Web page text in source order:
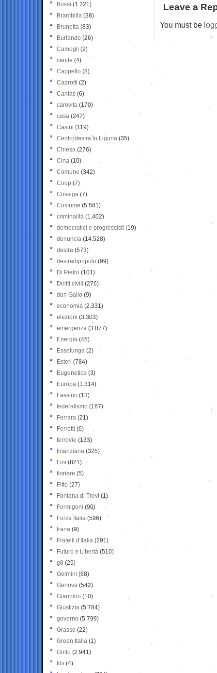
Leave a
You must be
Bossi (1.221)
Brambilla (38)
Brunetta (83)
Burlando (26)
Camogli (2)
canile (4)
Cappello (8)
Caprotti (2)
Caritas (6)
carovita (170)
casa (247)
Casini (119)
Centrodestra in Liguria (35)
Chiesa (276)
Cina (10)
Comune (342)
Coop (7)
Cossiga (7)
Costume (5.581)
criminalità (1.402)
democratici e progressisti (19)
denuncia (14.528)
destra (573)
destradipopolo (99)
Di Pietro (101)
Diritti civili (276)
don Gallo (9)
economia (2.331)
elezioni (3.303)
emergenza (3.077)
Energia (45)
Esselunga (2)
Esteri (784)
Eugenetica (3)
Europa (1.314)
Fassino (13)
federalismo (167)
Ferrara (21)
Ferretti (6)
ferrovie (133)
finanziaria (325)
Fini (821)
fioriere (5)
Fitto (27)
Fontana di Trevi (1)
Formigoni (90)
Forza Italia (596)
frana (9)
Fratelli d'Italia (291)
Futuro e Libertà (510)
g8 (25)
Gelmini (68)
Genova (542)
Giannino (10)
Giustizia (5.784)
governo (5.799)
Grasso (22)
Green Italia (1)
Grillo (2.941)
Idv (4)